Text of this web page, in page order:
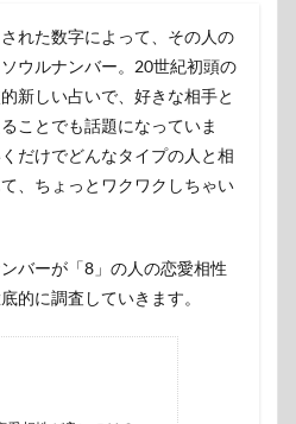
れた数字によって、その人の
ウルナンバー。20世紀初頭の
新しい占いで、好きな相手と
ことでも話題になっていま
だけでどんなタイプの人と相
、ちょっとワクワクしちゃい
バーが「8」の人の恋愛相性
的に調査していきます。